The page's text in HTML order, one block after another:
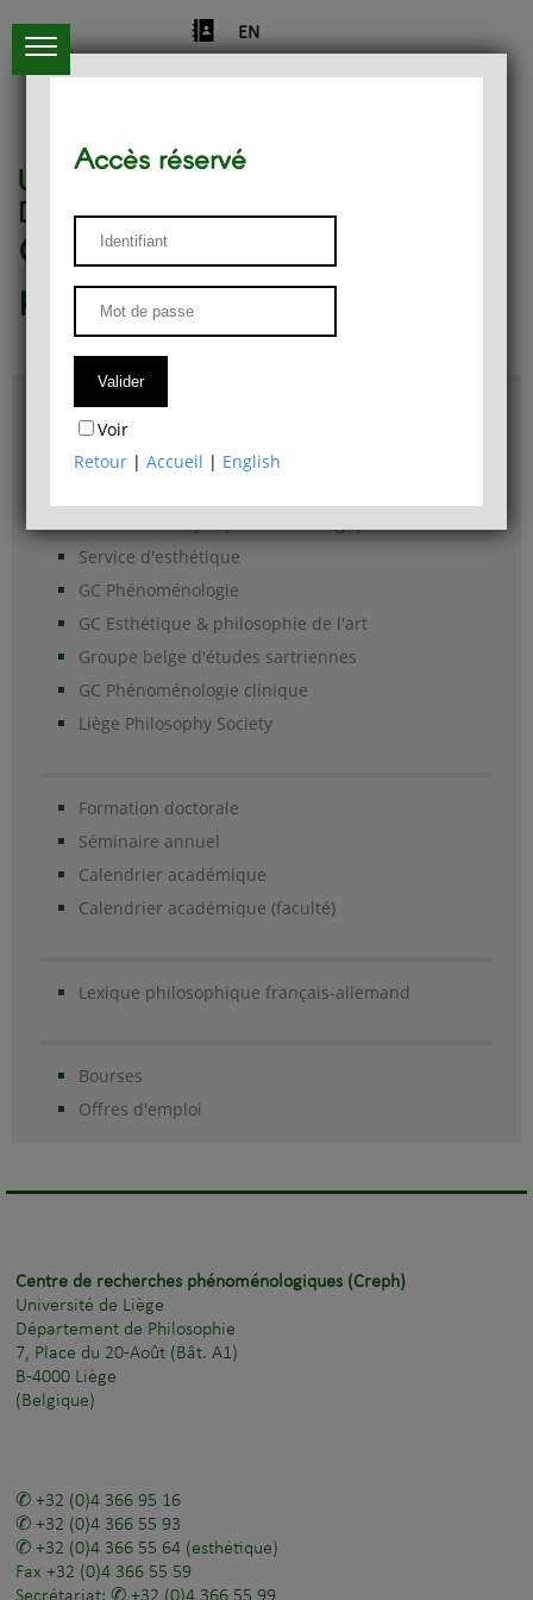
EN
Université de Liège
Département de philosophie
Centre de recherches
phénoménologiques
Accès & plans
Bibliothèque du Département de philosophie
Service d'esthétique
GC Phénoménologie
GC Esthétique & philosophie de l'art
Groupe belge d'études sartriennes
GC Phénoménologie clinique
Liège Philosophy Society
Formation doctorale
Séminaire annuel
Calendrier académique
Calendrier académique (faculté)
Lexique philosophique français-allemand
Bourses
Offres d'emploi
Accès réservé
Voir
Retour |Accueil | English
Centre de recherches phénoménologiques (Creph)
Université de Liège
Département de Philosophie
7, Place du 20-Août (Bât. A1)
B-4000 Liège
(Belgique)
+32 (0)4 366 95 16
+32 (0)4 366 55 93
+32 (0)4 366 55 64 (esthétique)
Fax +32 (0)4 366 55 59